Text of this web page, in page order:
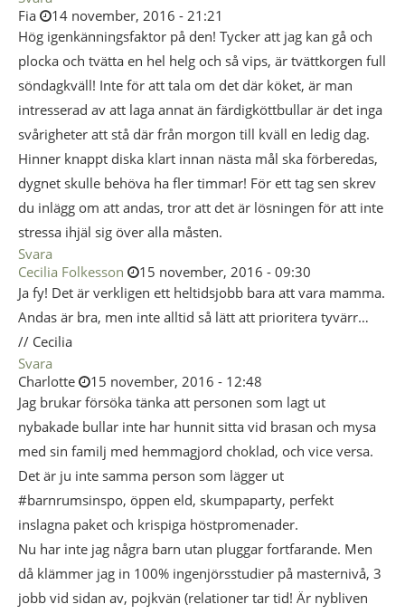
Fia
14 november, 2016 - 21:21
Hög igenkänningsfaktor på den! Tycker att jag kan gå och
plocka och tvätta en hel helg och så vips, är tvättkorgen full
söndagkväll! Inte för att tala om det där köket, är man
intresserad av att laga annat än färdigköttbullar är det inga
svårigheter att stå där från morgon till kväll en ledig dag.
Hinner knappt diska klart innan nästa mål ska förberedas,
dygnet skulle behöva ha fler timmar! För ett tag sen skrev
du inlägg om att andas, tror att det är lösningen för att inte
stressa ihjäl sig över alla måsten.
Svara
Cecilia Folkesson
15 november, 2016 - 09:30
Ja fy! Det är verkligen ett heltidsjobb bara att vara mamma.
Andas är bra, men inte alltid så lätt att prioritera tyvärr…
// Cecilia
Svara
Charlotte
15 november, 2016 - 12:48
Jag brukar försöka tänka att personen som lagt ut
nybakade bullar inte har hunnit sitta vid brasan och mysa
med sin familj med hemmagjord choklad, och vice versa.
Det är ju inte samma person som lägger ut
#barnrumsinspo, öppen eld, skumpaparty, perfekt
inslagna paket och krispiga höstpromenader.
Nu har inte jag några barn utan pluggar fortfarande. Men
då klämmer jag in 100% ingenjörsstudier på masternivå, 3
jobb vid sidan av, pojkvän (relationer tar tid! Är nybliven